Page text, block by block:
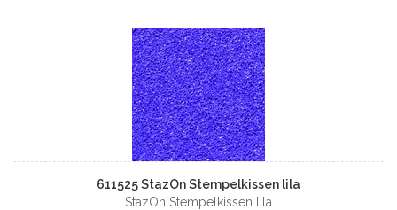
611525 StazOn Stempelkissen lila
StazOn Stempelkissen lila